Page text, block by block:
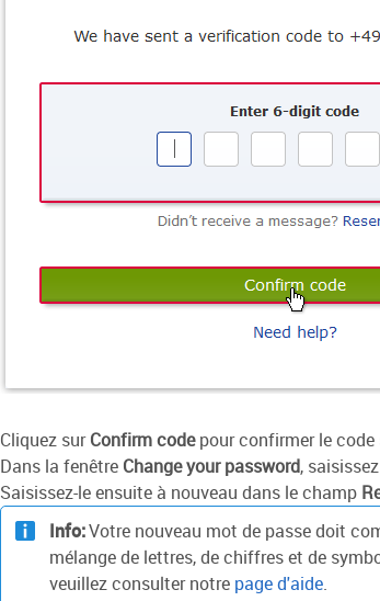
Cliquez surConfirm codepour confirmer le code
Dans la fenêtre Change your password,
Saisissez-le ensuite à nouveau dans le champ
Info:Votre nouveau mot de passe doit
mélange de lettres, de chiffres et de
veuillez consulter notre page d'aide.